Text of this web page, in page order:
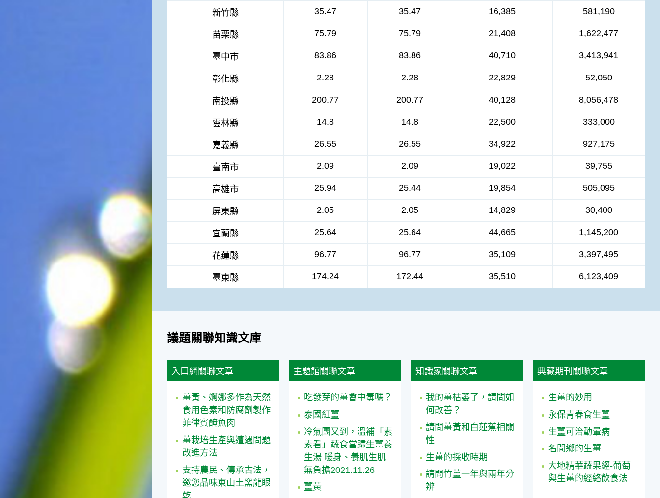
新竹縣 35.47 35.47 16,385 581,190
苗栗縣 75.79 75.79 21,408 1,622,477
臺中市 83.86 83.86 40,710 3,413,941
彰化縣 2.28 2.28 22,829 52,050
南投縣 200.77 200.77 40,128 8,056,478
雲林縣 14.8 14.8 22,500 333,000
嘉義縣 26.55 26.55 34,922 927,175
臺南市 2.09 2.09 19,022 39,755
高雄市 25.94 25.44 19,854 505,095
屏東縣 2.05 2.05 14,829 30,400
宜蘭縣 25.64 25.64 44,665 1,145,200
花蓮縣 96.77 96.77 35,109 3,397,495
臺東縣 174.24 172.44 35,510 6,123,409
議題關聯知識文庫
入口網關聯文章
薑黃、婀娜多作為天然
食用色素和防腐劑製作
菲律賓醃魚肉
薑栽培生產與遭遇問題
改進方法
支持農民、傳承古法，
邀您品味東山土窯龍眼
乾
主題館關聯文章
吃發芽的薑會中毒嗎？
泰國紅薑
冷氣團又到，溫補「素
素看」蔬食當歸生薑養
生湯 暖身、養肌生肌
無負擔2021.11.26
薑黃
知識家關聯文章
我的薑枯萎了，請問如
何改善？
請問薑黃和白蓮蕉相關
性
生薑的採收時期
請問竹薑一年與兩年分
辨
典藏期刊關聯文章
生薑的妙用
永保青春食生薑
生薑可治動暈病
名間鄉的生薑
大地精華蔬果經-葡萄
與生薑的經絡飲食法